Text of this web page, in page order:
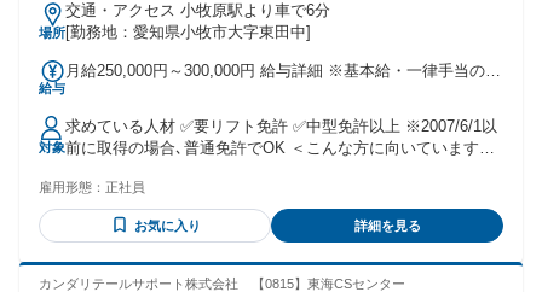
場所
交通・アクセス 小牧原駅より車で6分
[勤務地：愛知県小牧市大字東田中]
給与
月給250,000円～300,000円 給与詳細 ※基本給・一律手当の総
に一律で支払われる通勤・皆勤・家族手当金額：あり 1ヶ月あ
たり1万5000円 全員に一律で支払われるその他手当金額：あ
り 1ヶ月あたり6万5000円 〜 11万5000円 通勤手当：1万円～2
万円（規定あり） 家族手当：配偶者5000円、子1人につき
対象
求めている人材 ✅要リフト免許 ✅中型免許以上 ※2007/6/1以
前に取得の場合､普通免許でOK ＜こんな方に向いています＞
して働きたい方 ・長距離配送から地場配送へ変えたい方 ・40
代、50代前半から腰を据えて働きたい方 ・早朝勤務に抵抗が
ない方 ・昼過ぎ以降の時間を有効に使いたい方 ・残業ありで
日休み、長期休暇のある仕事を探している方 ・家族との時間
雇用形態： 正社員
お気に入り 詳細を見る
カンダリテールサポート株式会社 【0815】東海CSセンター